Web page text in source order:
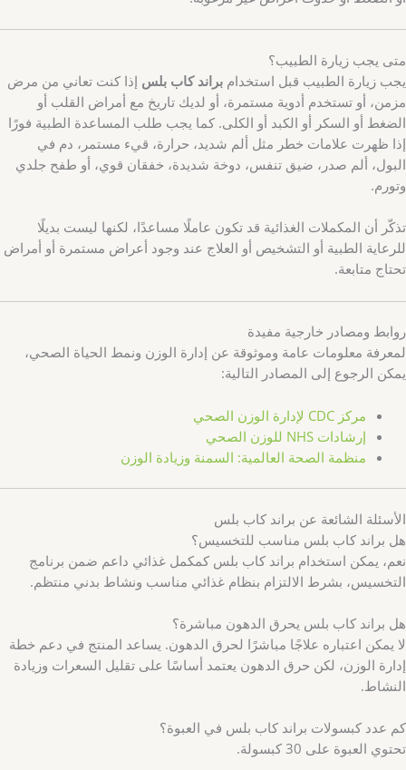
متى يجب زيارة الطبيب؟
يجب زيارة الطبيب قبل استخدام براند كاب بلس إذا كنت تعاني من مرض
مزمن، أو تستخدم أدوية مستمرة، أو لديك تاريخ مع أمراض القلب أو
الضغط أو السكر أو الكبد أو الكلى. كما يجب طلب المساعدة الطبية فورًا
إذا ظهرت علامات خطر مثل ألم شديد، حرارة، قيء مستمر، دم في
البول، ألم صدر، ضيق تنفس، دوخة شديدة، خفقان قوي، أو طفح جلدي
وتورم.
تذكّر أن المكملات الغذائية قد تكون عاملًا مساعدًا، لكنها ليست بديلًا
للرعاية الطبية أو التشخيص أو العلاج عند وجود أعراض مستمرة أو أمراض
تحتاج متابعة.
روابط ومصادر خارجية مفيدة
لمعرفة معلومات عامة وموثوقة عن إدارة الوزن ونمط الحياة الصحي،
يمكن الرجوع إلى المصادر التالية:
مركز CDC لإدارة الوزن الصحي
إرشادات NHS للوزن الصحي
منظمة الصحة العالمية: السمنة وزيادة الوزن
الأسئلة الشائعة عن براند كاب بلس
هل براند كاب بلس مناسب للتخسيس؟
نعم، يمكن استخدام براند كاب بلس كمكمل غذائي داعم ضمن برنامج
التخسيس، بشرط الالتزام بنظام غذائي مناسب ونشاط بدني منتظم.
هل براند كاب بلس يحرق الدهون مباشرة؟
لا يمكن اعتباره علاجًا مباشرًا لحرق الدهون. يساعد المنتج في دعم خطة
إدارة الوزن، لكن حرق الدهون يعتمد أساسًا على تقليل السعرات وزيادة
النشاط.
كم عدد كبسولات براند كاب بلس في العبوة؟
تحتوي العبوة على 30 كبسولة.